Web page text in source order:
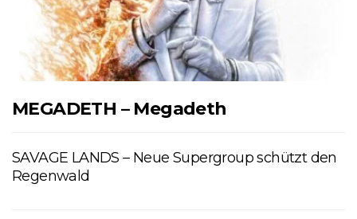
MEGADETH – Megadeth
SAVAGE LANDS – Neue Supergroup schützt den
Regenwald